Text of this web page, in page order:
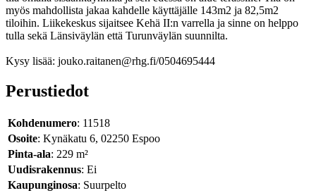
myös mahdollista jakaa kahdelle käyttäjälle 143m2 ja 82,5m2
tiloihin. Liikekeskus sijaitsee Kehä II:n varrella ja sinne on helppo
tulla sekä Länsiväylän että Turunväylän suunnilta.
Kysy lisää: jouko.raitanen@rhg.fi/0504695444
Perustiedot
Kohdenumero: 11518
Osoite: Kynäkatu 6, 02250 Espoo
Pinta-ala: 229 m²
Uudisrakennus: Ei
Kaupunginosa: Suurpelto